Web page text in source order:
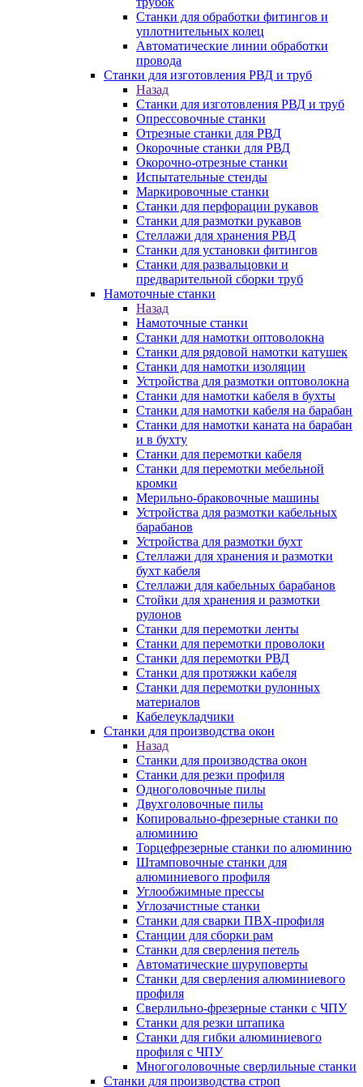
Станки для обработки фитингов и
уплотнительных колец
Автоматические линии обработки
провода
Станки для изготовления РВД и труб
Назад
Станки для изготовления РВД и труб
Опрессовочные станки
Отрезные станки для РВД
Окорочные станки для РВД
Окорочно-отрезные станки
Испытательные стенды
Маркировочные станки
Станки для перфорации рукавов
Станки для размотки рукавов
Стеллажи для хранения РВД
Станки для установки фитингов
Станки для развальцовки и
предварительной сборки труб
Намоточные станки
Назад
Намоточные станки
Станки для намотки оптоволокна
Станки для рядовой намотки катушек
Станки для намотки изоляции
Устройства для размотки оптоволокна
Станки для намотки кабеля в бухты
Станки для намотки кабеля на барабан
Станки для намотки каната на барабан
и в бухту
Станки для перемотки кабеля
Станки для перемотки мебельной
кромки
Мерильно-браковочные машины
Устройства для размотки кабельных
барабанов
Устройства для размотки бухт
Стеллажи для хранения и размотки
бухт кабеля
Стеллажи для кабельных барабанов
Стойки для хранения и размотки
рулонов
Станки для перемотки ленты
Станки для перемотки проволоки
Станки для перемотки РВД
Станки для протяжки кабеля
Станки для перемотки рулонных
материалов
Кабелеукладчики
Станки для производства окон
Назад
Станки для производства окон
Станки для резки профиля
Одноголовочные пилы
Двухголовочные пилы
Копировально-фрезерные станки по
алюминию
Торцефрезерные станки по алюминию
Штамповочные станки для
алюминиевого профиля
Углообжимные прессы
Углозачистные станки
Станки для сварки ПВХ-профиля
Станции для сборки рам
Станки для сверления петель
Автоматические шуруповерты
Станки для сверления алюминиевого
профиля
Сверлильно-фрезерные станки с ЧПУ
Станки для резки штапика
Станки для гибки алюминиевого
профиля с ЧПУ
Многоголовочные сверлильные станки
Станки для производства строп